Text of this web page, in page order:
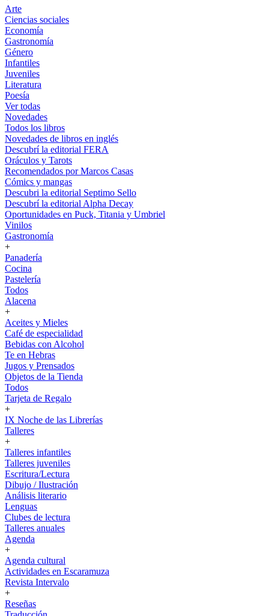
Arte
Ciencias sociales
Economía
Gastronomía
Género
Infantiles
Juveniles
Literatura
Poesía
Ver todas
Novedades
Todos los libros
Novedades de libros en inglés
Descubrí la editorial FERA
Oráculos y Tarots
Recomendados por Marcos Casas
Cómics y mangas
Descubri la editorial Septimo Sello
Descubrí la editorial Alpha Decay
Oportunidades en Puck, Titania y Umbriel
Vinilos
Gastronomía
+
Panadería
Cocina
Pastelería
Todos
Alacena
+
Aceites y Mieles
Café de especialidad
Bebidas con Alcohol
Te en Hebras
Jugos y Prensados
Objetos de la Tienda
Todos
Tarjeta de Regalo
+
IX Noche de las Librerías
Talleres
+
Talleres infantiles
Talleres juveniles
Escritura/Lectura
Dibujo / Ilustración
Análisis literario
Lenguas
Clubes de lectura
Talleres anuales
Agenda
+
Agenda cultural
Actividades en Escaramuza
Revista Intervalo
+
Reseñas